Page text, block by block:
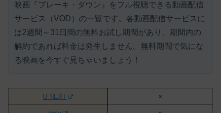
映画『ブレーキ・ダウン』をフル視聴できる動画配信
サービス（VOD）の一覧です。各動画配信サービスに
は2週間～31日間の無料お試し期間があり、期間内の
解約であれば料金は発生しません。 無料期間で気にな
る映画を今すぐ見ちゃいましょう！
U-NEXT ×